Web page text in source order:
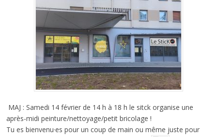
MAJ : Samedi 14 février de 14 h à 18 h le sitck organise une
après-midi peinture/nettoyage/petit bricolage !
Tu es bienvenu·es pour un coup de main ou même juste pour